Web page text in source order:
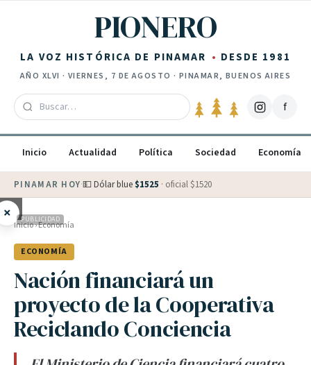
PIONERO
LA VOZ HISTÓRICA DE PINAMAR DESDE 1981
AÑO XLVI · VIERNES, 7 DE AGOSTO · PINAMAR, BUENOS AIRES
f
Inicio Actualidad Política Sociedad Economía
PINAMAR HOY·💵 Dólar blue $1525 · oficial $1520
× PUBLICIDAD
Inicio›Economía
ECONOMÍA
Nación financiará un
proyecto de la Cooperativa
Reciclando Conciencia